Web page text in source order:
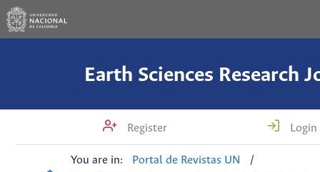
Earth Sciences Research
Register Login
You are in: Portal de Revistas UN
/